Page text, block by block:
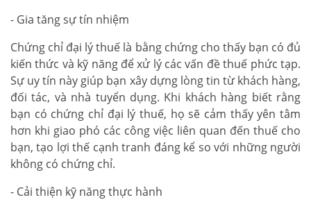
- Gia tăng sự tín nhiệm
Chứng chỉ đại lý thuế là bằng chứng cho thấy bạn có đủ
kiến thức và kỹ năng để xử lý các vấn đề thuế phức tạp.
Sự uy tín này giúp bạn xây dựng lòng tin từ khách hàng,
đối tác, và nhà tuyển dụng. Khi khách hàng biết rằng
bạn có chứng chỉ đại lý thuế, họ sẽ cảm thấy yên tâm
hơn khi giao phó các công việc liên quan đến thuế cho
bạn, tạo lợi thế cạnh tranh đáng kể so với những người
không có chứng chỉ.
- Cải thiện kỹ năng thực hành